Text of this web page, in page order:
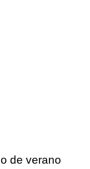
de verano